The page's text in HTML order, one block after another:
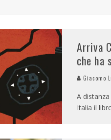
Arriva
che ha
Giacomo
A
Italia il